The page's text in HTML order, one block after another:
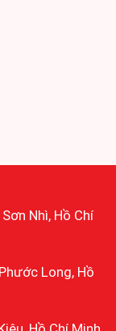
Nhì, Hồ Chí
Long, Hồ